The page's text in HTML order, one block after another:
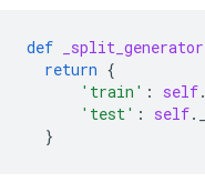
def _split_generator
return {
'train' : self.
'test' : self.
}